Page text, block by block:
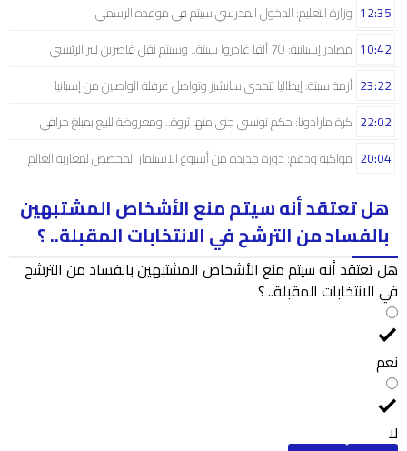
وزارة التعليم: الدخول المدرسي سیتم في موعده الرسمي 12:35
مصادر إسبانية: 70 ألفا غادروا سبتة.. وسيتم نقل قاصرين للبر الرئيسي 10:42
أزمة سبتة: إيطاليا تتحدى سانشيز وتواصل عرقلة الواصلين من إسبانيا 23:22
كرة مارادونا: حكم تونسي جنى منها ثروة.. ومعروضة للبيع بمبلغ خرافي 22:02
مواكبة ودعم: دورة جديدة من أسبوع الاستثمار المخصص لمغاربة العالم 20:04
هل تعتقد أنه سيتم منع الأشخاص المشتبهين
بالفساد من الترشح في الانتخابات المقبلة.. ؟
هل تعتقد أنه سيتم منع الأشخاص المشتبهين بالفساد من الترشح
في الانتخابات المقبلة.. ؟
نعم
لا